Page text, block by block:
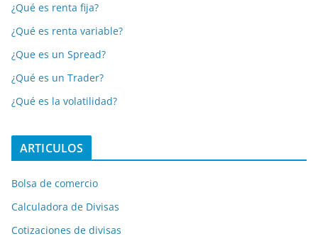
¿Qué es renta fija?
¿Qué es renta variable?
¿Que es un Spread?
¿Qué es un Trader?
¿Qué es la volatilidad?
ARTICULOS
Bolsa de comercio
Calculadora de Divisas
Cotizaciones de divisas